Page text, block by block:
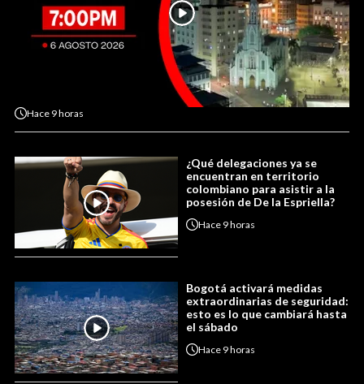
Hace 9 horas
¿Qué delegaciones ya se
encuentran en territorio
colombiano para asistir a la
posesión de De la Espriella?
Hace 9 horas
Bogotá activará medidas
extraordinarias de seguridad:
esto es lo que cambiará hasta
el sábado
Hace 9 horas